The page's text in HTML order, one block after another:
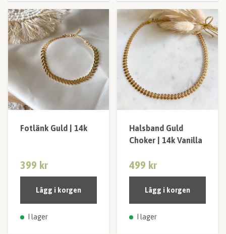
Fotlänk Guld | 14k
399 kr
Lägg i korgen
I lager
Halsband Guld
Choker | 14k Vanilla
499 kr
Lägg i korgen
I lager